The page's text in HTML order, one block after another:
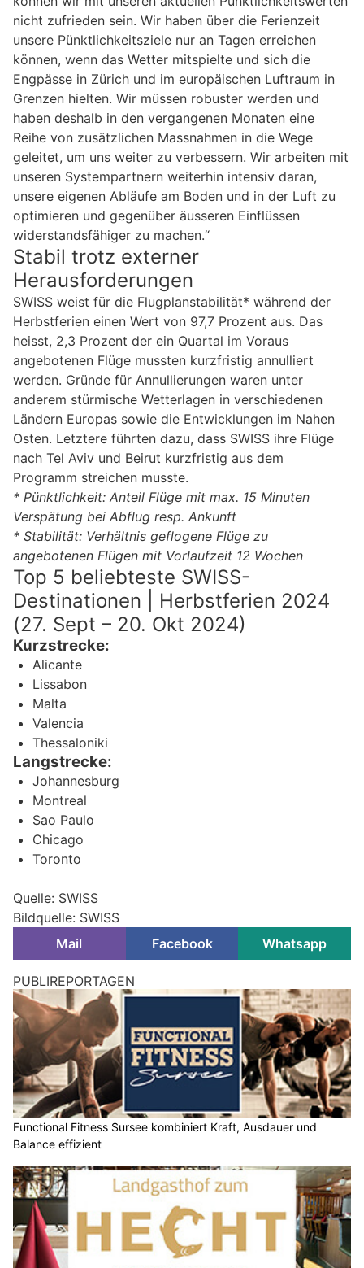
nicht zufrieden sein. Wir haben über die Ferienzeit
unsere Pünktlichkeitsziele nur an Tagen erreichen
können, wenn das Wetter mitspielte und sich die
Engpässe in Zürich und im europäischen Luftraum in
Grenzen hielten. Wir müssen robuster werden und
haben deshalb in den vergangenen Monaten eine
Reihe von zusätzlichen Massnahmen in die Wege
geleitet, um uns weiter zu verbessern. Wir arbeiten mit
unseren Systempartnern weiterhin intensiv daran,
unsere eigenen Abläufe am Boden und in der Luft zu
optimieren und gegenüber äusseren Einflüssen
widerstandsfähiger zu machen.“
Stabil trotz externer
Herausforderungen
SWISS weist für die Flugplanstabilität* während der
Herbstferien einen Wert von 97,7 Prozent aus. Das
heisst, 2,3 Prozent der ein Quartal im Voraus
angebotenen Flüge mussten kurzfristig annulliert
werden. Gründe für Annullierungen waren unter
anderem stürmische Wetterlagen in verschiedenen
Ländern Europas sowie die Entwicklungen im Nahen
Osten. Letztere führten dazu, dass SWISS ihre Flüge
nach Tel Aviv und Beirut kurzfristig aus dem
Programm streichen musste.
* Pünktlichkeit: Anteil Flüge mit max. 15 Minuten
Verspätung bei Abflug resp. Ankunft
* Stabilität: Verhältnis geflogene Flüge zu
angebotenen Flügen mit Vorlaufzeit 12 Wochen
Top 5 beliebteste SWISS-
Destinationen | Herbstferien 2024
(27. Sept – 20. Okt 2024)
Kurzstrecke:
Alicante
Lissabon
Malta
Valencia
Thessaloniki
Langstrecke:
Johannesburg
Montreal
Sao Paulo
Chicago
Toronto
Quelle: SWISS
Bildquelle: SWISS
Mail
Facebook Whatsapp
PUBLIREPORTAGEN
Functional Fitness Sursee kombiniert Kraft, Ausdauer und
Balance effizient